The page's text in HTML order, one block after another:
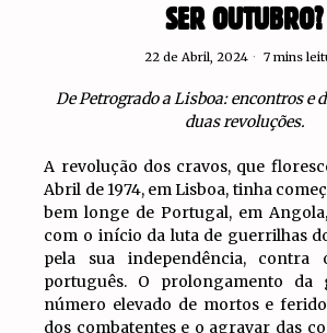
SER OUTUBRO?
22 de Abril, 2024 7 mins
De Petrogrado a Lisboa: encontros e
duas revoluções.
A revolução dos cravos, que
Abril de 1974, em Lisboa, tinha
bem longe de Portugal, em
com o início da luta de guerrilhas
pela sua independência, contra
português. O prolongamento da
número elevado de mortos e
dos combatentes e o agravar das